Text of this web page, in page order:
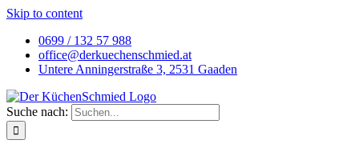
Skip to content
0699 / 132 57 988
office@derkuechenschmied.at
Untere Anningerstraße 3, 2531 Gaaden
Suche nach: